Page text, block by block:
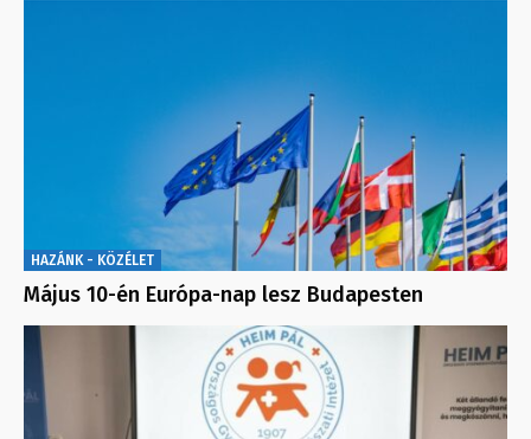
HAZÁNK - KÖZÉLET
Május 10-én Európa-nap lesz Budapesten